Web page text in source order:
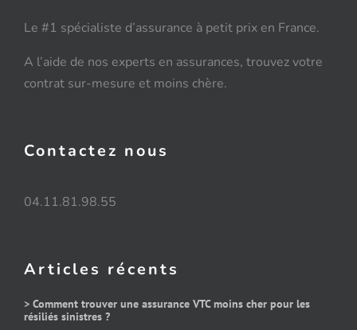
Le #1 spécialiste d’assurance à petit prix en France.
A l’aide de nos experts en assurances, trouvez votre
contrat sur-mesure et moins chère.
Articles récents
> Comment trouver une assurance VTC moins cher pour les
résiliés sinistres ?
Contactez nous
04.11.81.98.55